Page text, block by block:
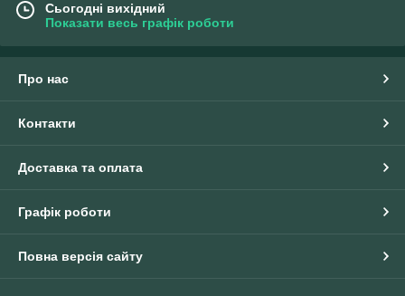
Сьогодні вихідний
Показати весь графік роботи
Про нас
Контакти
Доставка та оплата
Графік роботи
Повна версія сайту